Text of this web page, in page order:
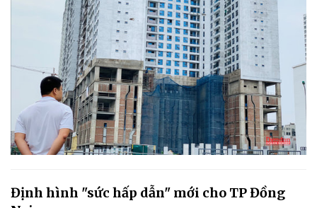
Định hình "sức hấp dẫn" mới cho TP Đồng